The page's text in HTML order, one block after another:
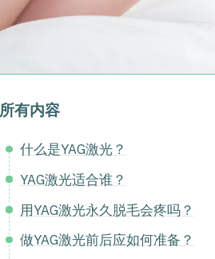
所有内容
什么是YAG激光？
YAG激光适合谁？
用YAG激光永久脱毛会疼吗？
做YAG激光前后应如何准备？